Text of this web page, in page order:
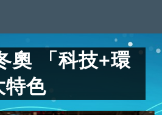
奧 「科技+環
特色